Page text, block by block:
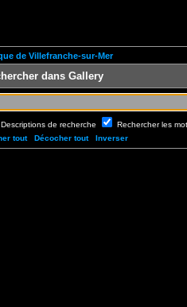
de Villefranche-sur-Mer
dans Gallery
Descriptions de recherche
Rechercher les
tout
Décocher tout Inverser